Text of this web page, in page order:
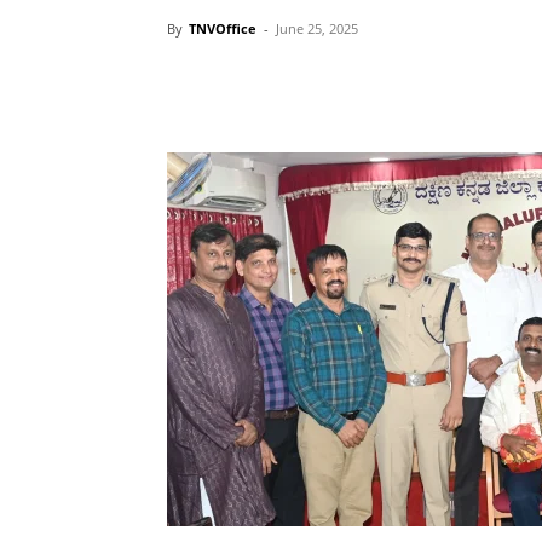
By TNVOffice - June 25, 2025